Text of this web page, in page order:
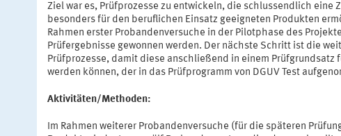
Ziel war es, Prüfprozesse zu entwickeln, die schlussendlich eine
besonders für den beruflichen Einsatz geeigneten Produkten
Rahmen erster Probandenversuche in der Pilotphase des
Prüfergebnisse gewonnen werden. Der nächste Schritt ist die
Prüfprozesse, damit diese anschließend in einem Prüfgrundsatz
werden können, der in das Prüfprogramm von DGUV Test
Aktivitäten/Methoden:
Im Rahmen weiterer Probandenversuche (für die späteren